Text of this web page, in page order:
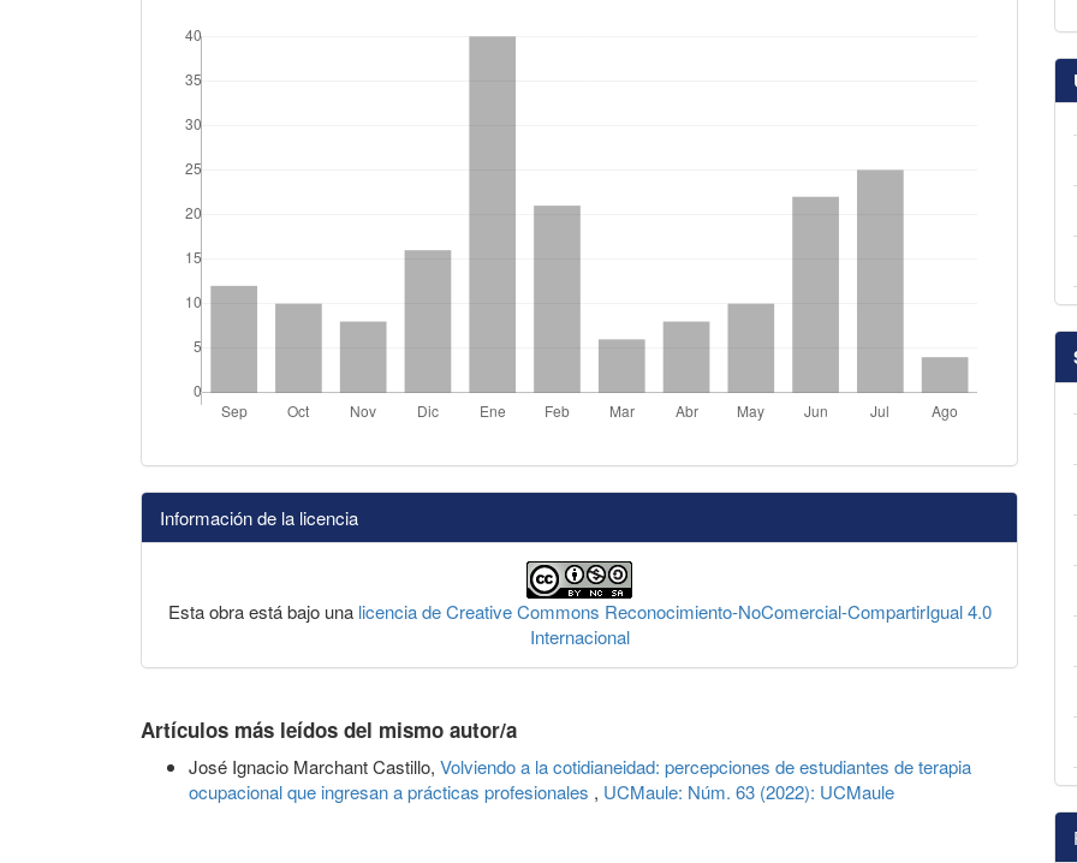
Información de la licencia
Esta obra está bajo una licencia de Creative Commons Reconocimiento-NoComercial-CompartirIgual 4.0
Internacional
Artículos más leídos del mismo autor/a
José Ignacio Marchant Castillo, Volviendo a la cotidianeidad: percepciones de estudiantes de terapia
ocupacional que ingresan a prácticas profesionales , UCMaule: Núm. 63 (2022): UCMaule